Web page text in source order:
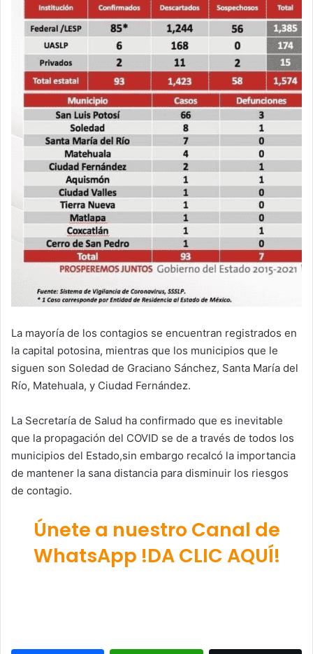
La mayoría de los contagios se encuentran registrados en
la capital potosina, mientras que los municipios que le
siguen son Soledad de Graciano Sánchez, Santa María del
Río, Matehuala, y Ciudad Fernández.
La Secretaría de Salud ha confirmado que es inevitable
que la propagación del COVID se de a través de todos los
municipios del Estado,sin embargo recalcó la importancia
de mantener la sana distancia para disminuir los riesgos
de contagio.
Únete a nuestro Canal de
WhatsApp !DA CLIC AQUÍ!